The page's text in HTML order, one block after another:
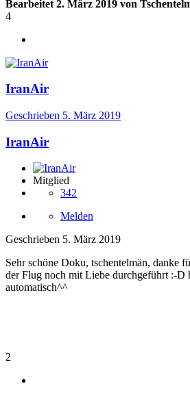
Bearbeitet 2. März 2019 von
4
IranAir
Geschrieben 5. März 2019
IranAir
Mitglied
342
Melden
Geschrieben 5. März 2019
Sehr schöne Doku, tschentelmän, danke
der Flug noch mit Liebe durchgeführt :-D
automatisch^^
2